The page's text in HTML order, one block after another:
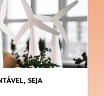
SEJA